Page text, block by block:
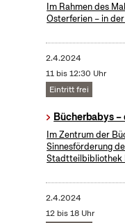
Im Rahmen des
Osterferien – in
2.4.2024
11 bis 12:30 Uhr
Eintritt frei
Bücherbabys
Im Zentrum der
Sinnesförderung
Stadtteilbibliothek
2.4.2024
12 bis 18 Uhr